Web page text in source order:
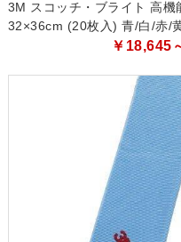
3M スコッチ・ブライト 高
32×36cm (20枚入) 青/白/赤/
￥18,645